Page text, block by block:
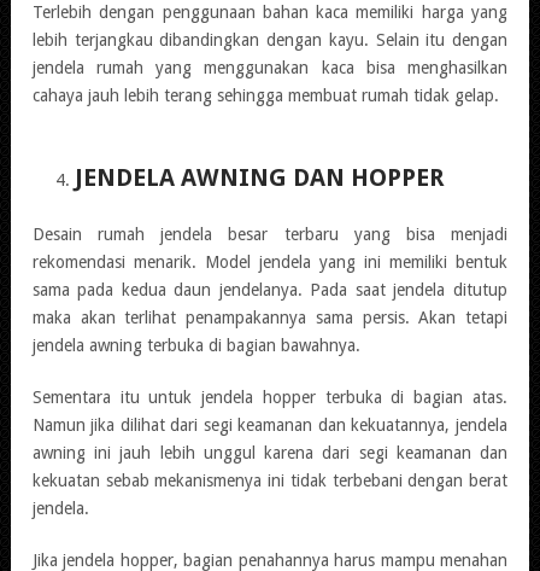
Terlebih dengan penggunaan bahan kaca memiliki harga yang
lebih terjangkau dibandingkan dengan kayu. Selain itu dengan
jendela rumah yang menggunakan kaca bisa menghasilkan
cahaya jauh lebih terang sehingga membuat rumah tidak gelap.
JENDELA AWNING DAN HOPPER
Desain rumah jendela besar terbaru yang bisa menjadi
rekomendasi menarik. Model jendela yang ini memiliki bentuk
sama pada kedua daun jendelanya. Pada saat jendela ditutup
maka akan terlihat penampakannya sama persis. Akan tetapi
jendela awning terbuka di bagian bawahnya.
Sementara itu untuk jendela hopper terbuka di bagian atas.
Namun jika dilihat dari segi keamanan dan kekuatannya, jendela
awning ini jauh lebih unggul karena dari segi keamanan dan
kekuatan sebab mekanismenya ini tidak terbebani dengan berat
jendela.
Jika jendela hopper, bagian penahannya harus mampu menahan